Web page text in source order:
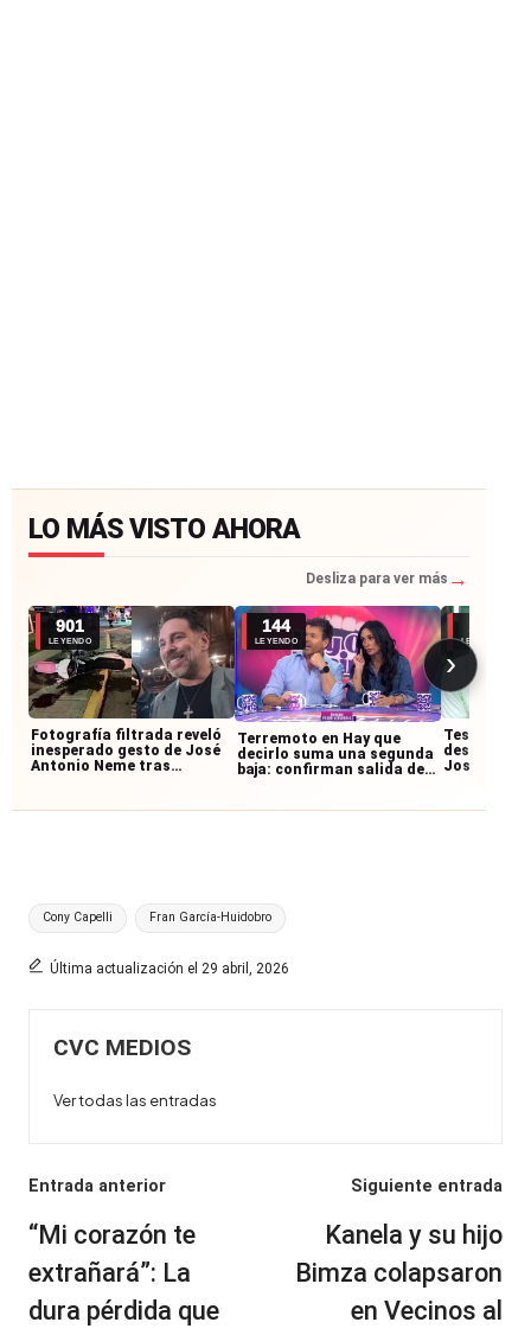
LO MÁS VISTO AHORA
Desliza para ver más →
901
LEYENDO
Fotografía filtrada reveló
inesperado gesto de José
Antonio Neme tras
144
LEYENDO
Terremoto en Hay que
decirlo suma una segunda
baja: confirman salida de
122
LEYENDO
Testigos
José
›
Etiquetas:
Cony Capelli Fran García-Huidobro
Última actualización el 29 abril, 2026
CVC MEDIOS
Ver todas las entradas
Navegación
de
entradas
Entrada anterior
“Mi corazón te
extrañará”: La
dura pérdida que
Siguiente entrada
Kanela y su hijo
Bimza colapsaron
en Vecinos al